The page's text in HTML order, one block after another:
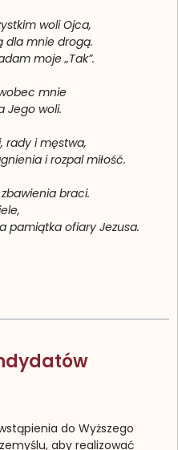
woli Ojca,
dla mnie drogą.
moje „Tak”.
mnie
Jego woli.
rady i męstwa,
i rozpal miłość.
braci.
pamiątka ofiary Jezusa.
do Wyższego
aby realizować